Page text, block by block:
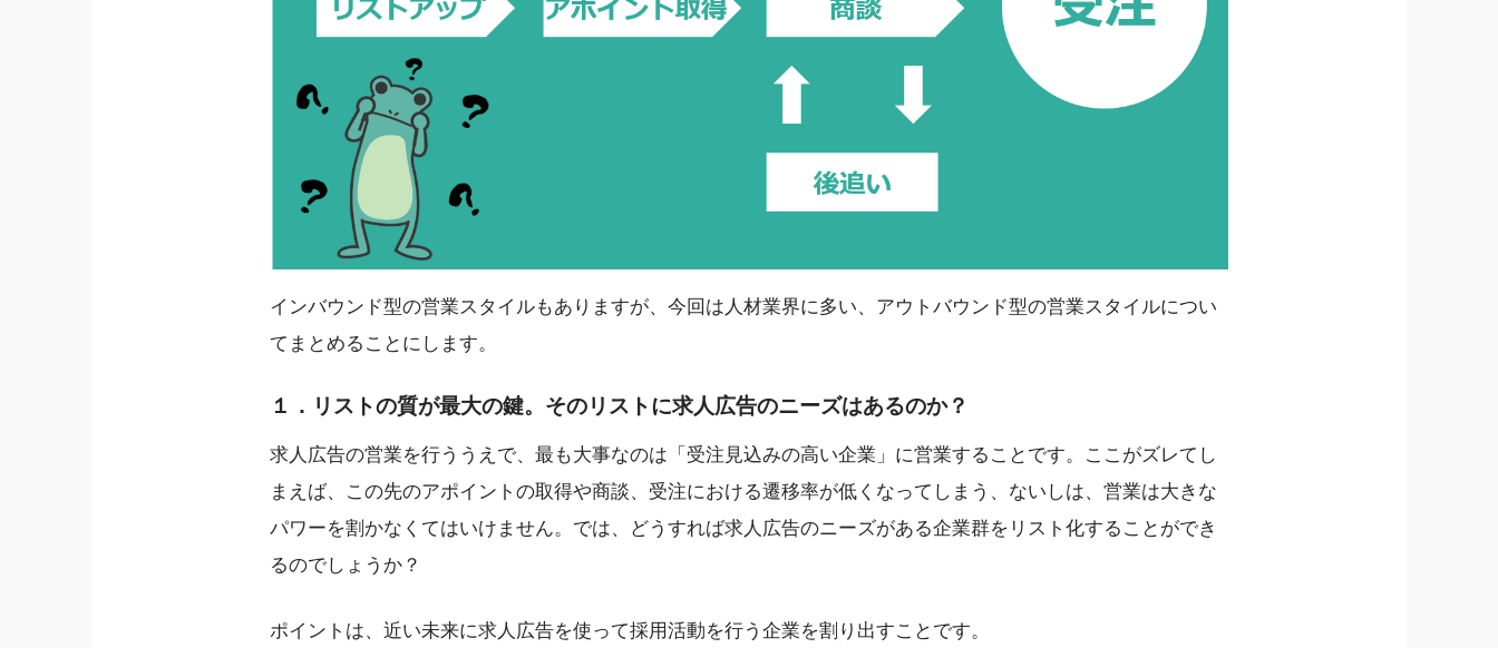
インバウンド型の営業スタイルもありますが、今回は人材業界に多い、アウトバウンド型の営業スタイルについ
てまとめることにします。
１．リストの質が最大の鍵。そのリストに求人広告のニーズはあるのか？
求人広告の営業を行ううえで、最も大事なのは「受注見込みの高い企業」に営業することです。ここがズレてし
まえば、この先のアポイントの取得や商談、受注における遷移率が低くなってしまう、ないしは、営業は大きな
パワーを割かなくてはいけません。では、どうすれば求人広告のニーズがある企業群をリスト化することができ
るのでしょうか？
ポイントは、近い未来に求人広告を使って採用活動を行う企業を割り出すことです。